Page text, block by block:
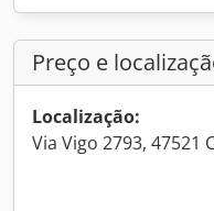
Preço e
Localização:
Via Vigo 2793, 47521